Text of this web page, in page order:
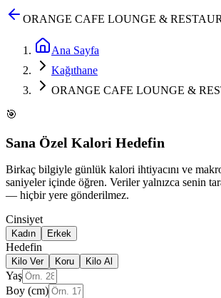
ORANGE CAFE LOUNGE &
Ana Sayfa
Kağıthane
ORANGE CAFE LOUNGE &
🎯
Sana Özel Kalori Hedefin
Birkaç bilgiyle günlük kalori ihtiyacını ve makro
saniyeler içinde öğren. Veriler yalnızca senin
— hiçbir yere gönderilmez.
Cinsiyet
Kadın Erkek
Hedefin
Kilo Ver Koru Kilo Al
Yaş
Boy (cm)